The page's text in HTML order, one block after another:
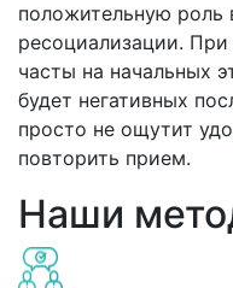
положительную роль
ресоциализации.
часты на начальных
будет негативных
просто не ощутит
повторить прием.
Наши